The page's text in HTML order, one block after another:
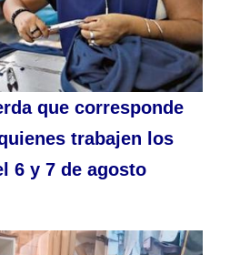
que corresponde
trabajen los
6 y 7 de agosto